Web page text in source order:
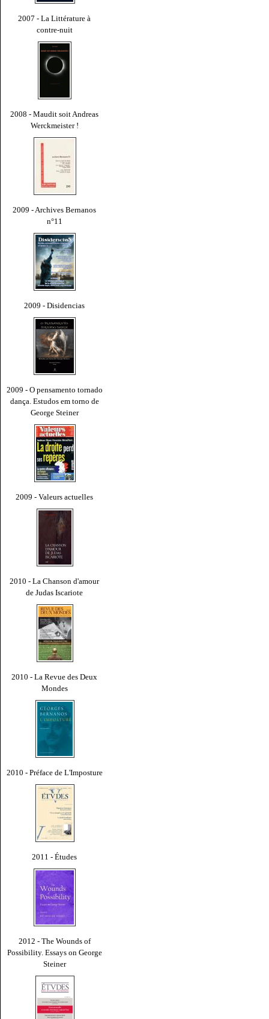
2007 - La Littérature à
contre-nuit
2008 - Maudit soit Andreas
Werckmeister !
2009 - Archives Bernanos
n°11
2009 - Disidencias
2009 - O pensamento tornado
dança. Estudos em torno de
George Steiner
2009 - Valeurs actuelles
2010 - La Chanson d'amour
de Judas Iscariote
2010 - La Revue des Deux
Mondes
2010 - Préface de L'Imposture
2011 - Études
2012 - The Wounds of
Possibility. Essays on George
Steiner